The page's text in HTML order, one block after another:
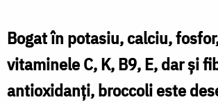
și
broccoli
Bogat în potasiu, calciu,
vitaminele C, K, B9, E, dar și
antioxidanți, broccoli este